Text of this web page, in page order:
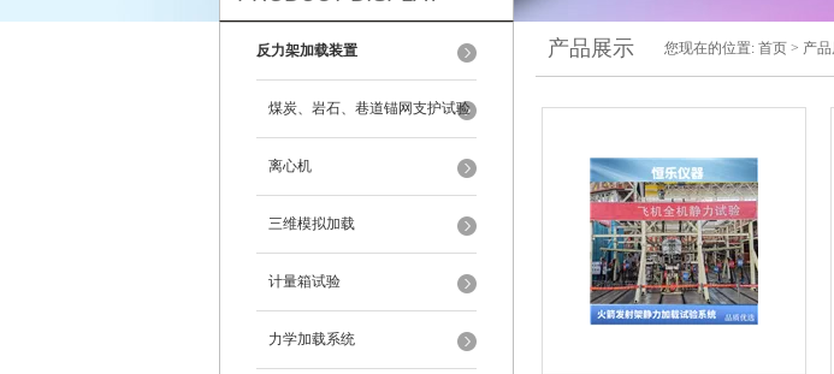
反力架加载装置
煤炭、岩石、巷道锚网支护试验
离心机
三维模拟加载
计量箱试验
力学加载系统
产品展示 您现在的位置: 首页 > 产